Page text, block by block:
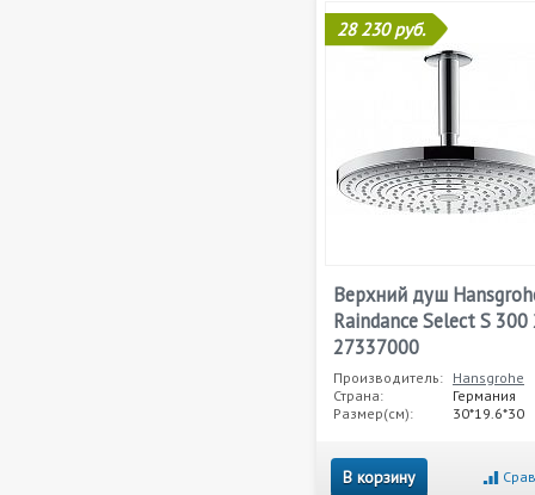
28 230 руб.
Верхний душ
Raindance Select S
27337000
Производитель: Hansgrohe
Страна:
Германия
Размер(см):
30*19.6*30
В корзину